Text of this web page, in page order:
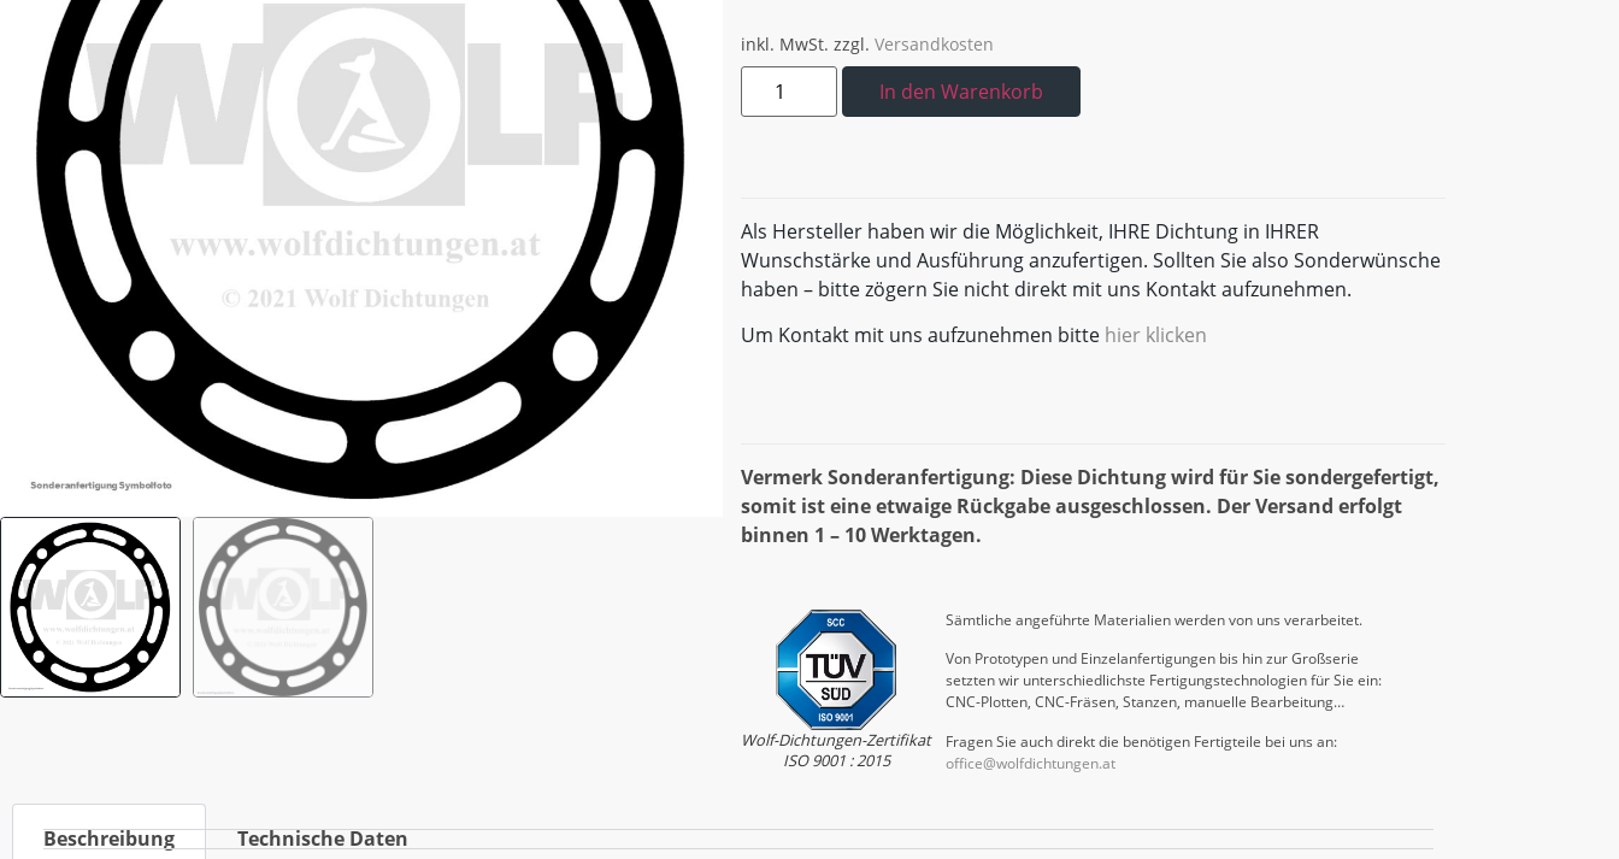
inkl. MwSt. zzgl. Versandkosten
In den Warenkorb
Als Hersteller haben wir die Möglichkeit, IHRE Dichtung in IHRER
Wunschstärke und Ausführung anzufertigen. Sollten Sie also Sonderwünsche
haben – bitte zögern Sie nicht direkt mit uns Kontakt aufzunehmen.
Um Kontakt mit uns aufzunehmen bitte hier klicken
Vermerk Sonderanfertigung: Diese Dichtung wird für Sie sondergefertigt,
somit ist eine etwaige Rückgabe ausgeschlossen. Der Versand erfolgt
binnen 1 – 10 Werktagen.
Wolf-Dichtungen-Zertifikat
ISO 9001 : 2015
Sämtliche angeführte Materialien werden von uns verarbeitet.
Von Prototypen und Einzelanfertigungen bis hin zur Großserie
setzten wir unterschiedlichste Fertigungstechnologien für Sie ein:
CNC-Plotten, CNC-Fräsen, Stanzen, manuelle Bearbeitung…
Fragen Sie auch direkt die benötigen Fertigteile bei uns an:
office@wolfdichtungen.at
Beschreibung Technische Daten